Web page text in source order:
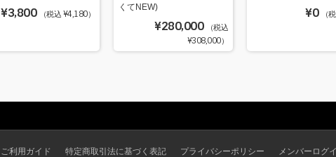
¥3,800 （税込 ¥4,180）
くてNEW)
¥280,000
（税込
¥308,000）
¥0 （
ご利用ガイド 特定商取引法に基づく表記 プライバシーポリシー メンバーログ